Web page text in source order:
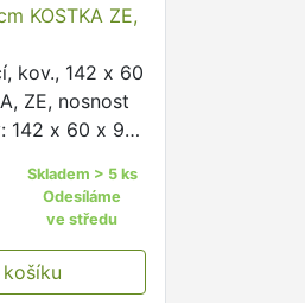
KOSTKA ZE,
kov., 142 x 60
ZE, nosnost
142 x 60 x 96
plastové
dekor:
100 kg Plážové
Skladem > 5 ks
Odesíláme
ve středu